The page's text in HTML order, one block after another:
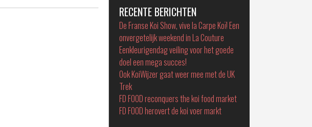
RECENTE BERICHTEN
De Franse Koi Show, vive la Carpe Koï! Een
onvergetelijk weekend in La Couture
Eenkleurigendag veiling voor het goede
doel een mega succes!
Ook KoiWijzer gaat weer mee met de UK
Trek
FD FOOD reconquers the koi food market
FD FOOD herovert de koi voer markt